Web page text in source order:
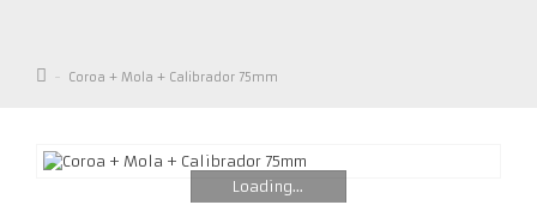
Coroa + Mola + Calibrador 75mm
Loading...